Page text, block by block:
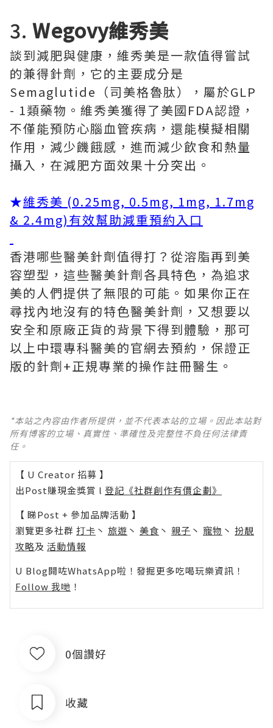
3. Wegovy維秀美
談到減肥與健康，維秀美是一款值得嘗試
的兼得針劑，它的主要成分是
Semaglutide（司美格魯肽），屬於GLP
- 1類藥物。維秀美獲得了美國FDA認證，
不僅能預防心腦血管疾病，還能模擬相關
作用，減少饑餓感，進而減少飲食和熱量
攝入，在減肥方面效果十分突出。
★維秀美 (0.25mg, 0.5mg, 1mg, 1.7mg
& 2.4mg)有效幫助減重預約入口
香港哪些醫美針劑值得打？從溶脂再到美
容塑型，這些醫美針劑各具特色，為追求
美的人們提供了無限的可能。如果你正在
尋找內地沒有的特色醫美針劑，又想要以
安全和原廠正貨的背景下得到體驗，那可
以上中環專科醫美的官網去預約，保證正
版的針劑+正規專業的操作註冊醫生。
*本站之內容由作者所提供，並不代表本站的立場。因此本站對
所有博客的立場、真實性、準確性及完整性不負任何法律責
任。
【 U Creator 招募 】
出Post賺現金獎賞 l 登記《社群創作有價企劃》
【 睇Post + 參加品牌活動 】
瀏覽更多社群 打卡 丶 旅遊 丶 美食 丶 親子 丶 寵物 丶 扮靚
攻略及 活動情報
U Blog開咗WhatsApp啦！發掘更多吃喝玩樂資訊！
Follow 我哋 ！
0個讚好
收藏